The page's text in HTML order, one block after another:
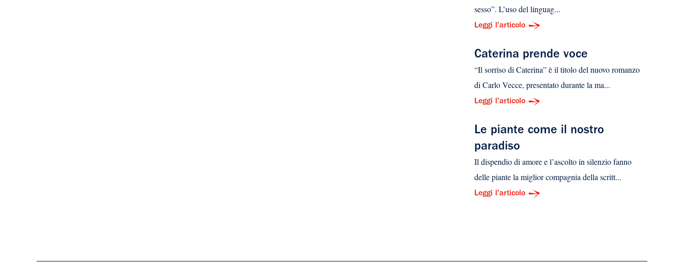
sesso”. L’uso del linguag...
Leggi l'articolo
Caterina prende voce
“Il sorriso di Caterina” è il titolo del nuovo romanzo
di Carlo Vecce, presentato durante la ma...
Leggi l'articolo
Le piante come il nostro
paradiso
Il dispendio di amore e l’ascolto in silenzio fanno
delle piante la miglior compagnia della scritt...
Leggi l'articolo